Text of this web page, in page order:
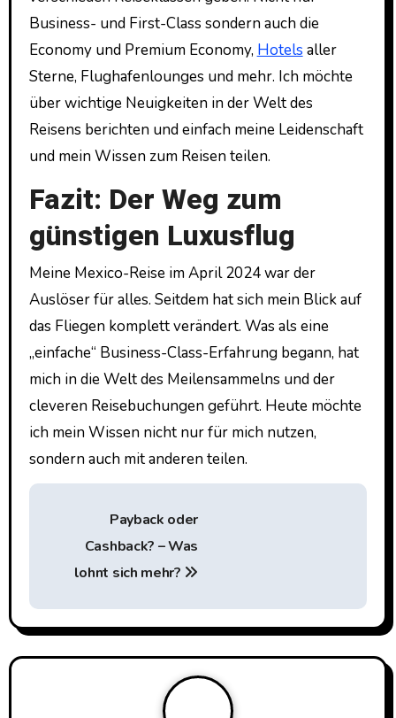
Business- und First-Class sondern auch die
Economy und Premium Economy, Hotels aller
Sterne, Flughafenlounges und mehr. Ich möchte
über wichtige Neuigkeiten in der Welt des
Reisens berichten und einfach meine Leidenschaft
und mein Wissen zum Reisen teilen.
Fazit: Der Weg zum
günstigen Luxusflug
Meine Mexico-Reise im April 2024 war der
Auslöser für alles. Seitdem hat sich mein Blick auf
das Fliegen komplett verändert. Was als eine
„einfache“ Business-Class-Erfahrung begann, hat
mich in die Welt des Meilensammelns und der
cleveren Reisebuchungen geführt. Heute möchte
ich mein Wissen nicht nur für mich nutzen,
sondern auch mit anderen teilen.
B
t
r
Payback oder
Cashback? – Was
lohnt sich mehr?